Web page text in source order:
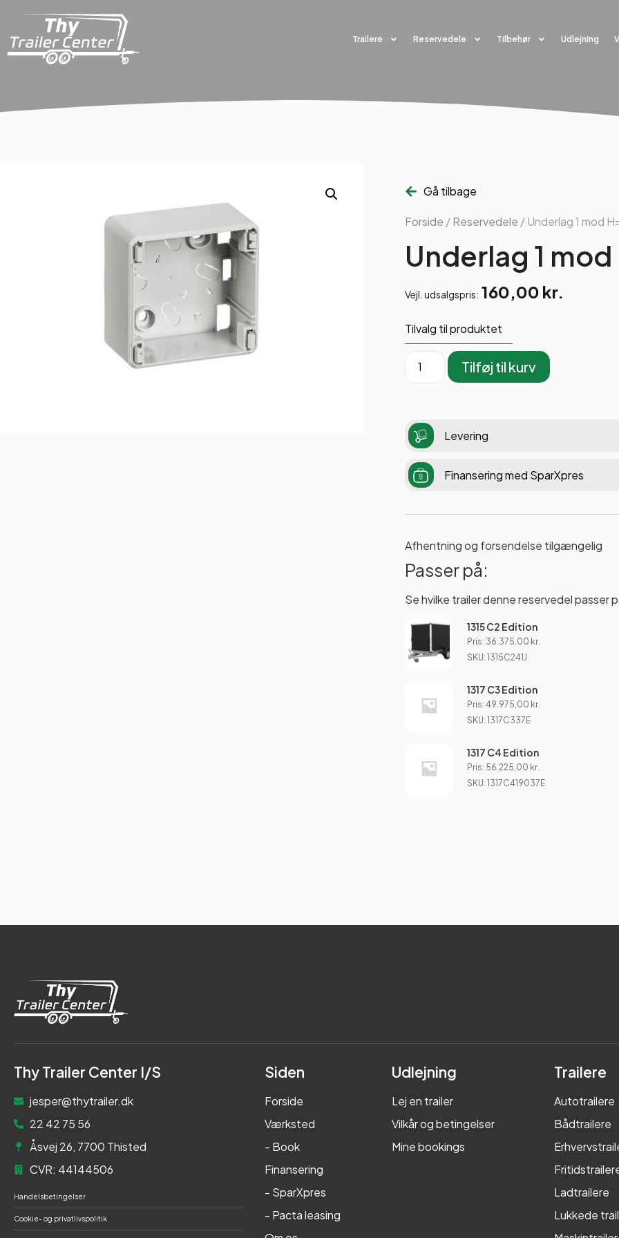
Trailere Reservedele Tilbehør Udlejning
Gå tilbage
Forside /Reservedele / Underlag 1 mod
Underlag 1
Vejl. udsalgspris: 160,00 kr.
Tilvalg til produktet
Tilføj til kurv
Levering
Finansering med SparXpres
Afhentning og forsendelse tilgængelig
Passer på:
Se hvilke trailer denne reservedel passer
1315 C2 Edition
Pris: 36.375,00 kr.
SKU: 1315C241J
1317 C3 Edition
Pris: 49.975,00 kr.
SKU: 1317C337E
1317 C4 Edition
Pris: 56.225,00 kr.
SKU: 1317C419037E
Thy Trailer Center I/S
jesper@thytrailer.dk
22 42 75 56
Åsvej 26, 7700 Thisted
CVR: 44144506
Handelsbetingelser
Cookie- og privatlivspolitik
Siden
Forside
Værksted
- Book
Finansering
- SparXpres
- Pacta leasing
Udlejning
Lej en trailer
Vilkår og betingelser
Mine bookings
Trailere
Autotrailere
Bådtrailere
Ladtrailere
Lukkede